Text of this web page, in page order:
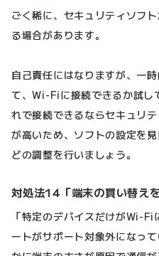
ごく稀に、セキュリティソフ
る場合があります。
自己責任にはなりますが、一
て、Wi-Fiに接続できるか試し
れで接続できるならセキュリ
が高いため、ソフトの設定を
どの調整を行いましょう。
対処法14「端末の買い替え
「特定のデバイスだけがWi-
ートがサポート対象外になっ